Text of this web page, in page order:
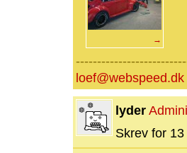
→
loef@webspeed.dk
lyder
Skrev for